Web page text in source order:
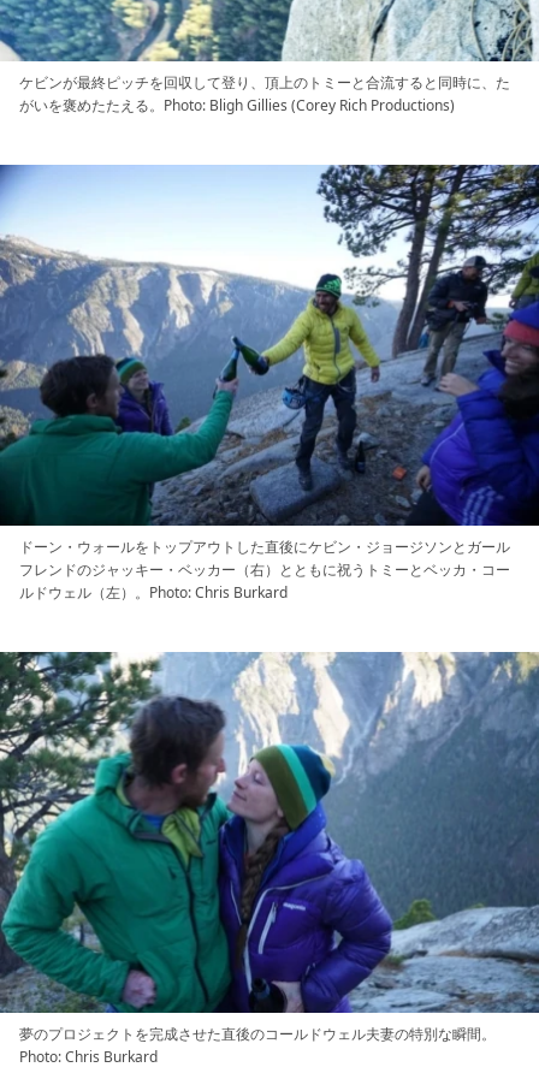
ケビンが最終ピッチを回収して登り、頂上のトミーと合流すると同時に、た
がいを褒めたたえる。Photo: Bligh Gillies (Corey Rich Productions)
ドーン・ウォールをトップアウトした直後にケビン・ジョージソンとガール
フレンドのジャッキー・ベッカー（右）とともに祝うトミーとベッカ・コー
ルドウェル（左）。Photo: Chris Burkard
夢のプロジェクトを完成させた直後のコールドウェル夫妻の特別な瞬間。
Photo: Chris Burkard